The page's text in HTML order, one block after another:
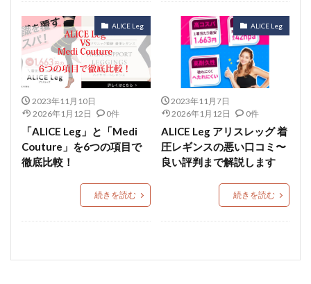
ALICE Leg
2023年11月10日
2026年1月12日
0件
「ALICE Leg」と「Medi
Couture」を6つの項目で
徹底比較！
続きを読む
ALICE Leg
2023年11月7日
2026年1月12日
0件
ALICE Leg アリスレッグ 着
圧レギンスの悪い口コミ〜
良い評判まで解説します
続きを読む